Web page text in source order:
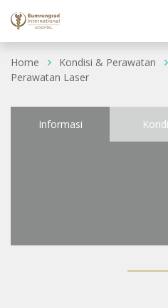
Home Kondisi & Perawatan
Perawatan Laser
Informasi